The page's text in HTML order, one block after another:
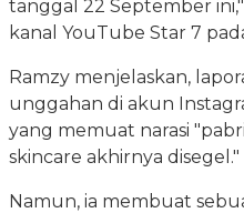
tanggal 22 September
kanal YouTube Star 7
Ramzy menjelaskan,
unggahan di akun
yang memuat narasi
skincare akhirnya disegel."
Namun, ia membuat